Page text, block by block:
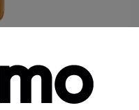
De 160 Uds)